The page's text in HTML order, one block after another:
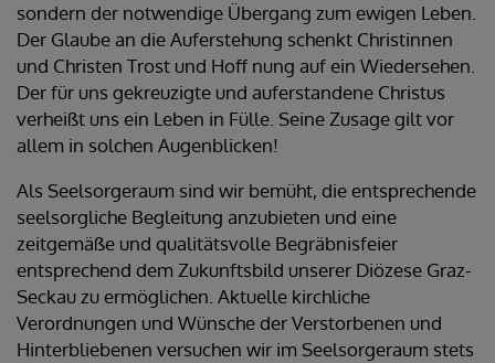
sondern der notwendige Übergang zum ewigen Leben.
Der Glaube an die Auferstehung schenkt Christinnen
und Christen Trost und Hoff nung auf ein Wiedersehen.
Der für uns gekreuzigte und auferstandene Christus
verheißt uns ein Leben in Fülle. Seine Zusage gilt vor
allem in solchen Augenblicken!
Als Seelsorgeraum sind wir bemüht, die entsprechende
seelsorgliche Begleitung anzubieten und eine
zeitgemäße und qualitätsvolle Begräbnisfeier
entsprechend dem Zukunftsbild unserer Diözese Graz-
Seckau zu ermöglichen. Aktuelle kirchliche
Verordnungen und Wünsche der Verstorbenen und
Hinterbliebenen versuchen wir im Seelsorgeraum stets